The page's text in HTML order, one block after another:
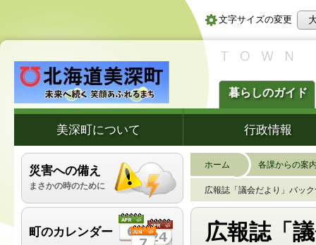
文字サイズの変更
暮らしのガイド
美深町について 行政情報
ホーム 各課からの案
広報誌「議会だより」バッ
広報誌「
災害への備え
まさかの時のために
町のカレンダー